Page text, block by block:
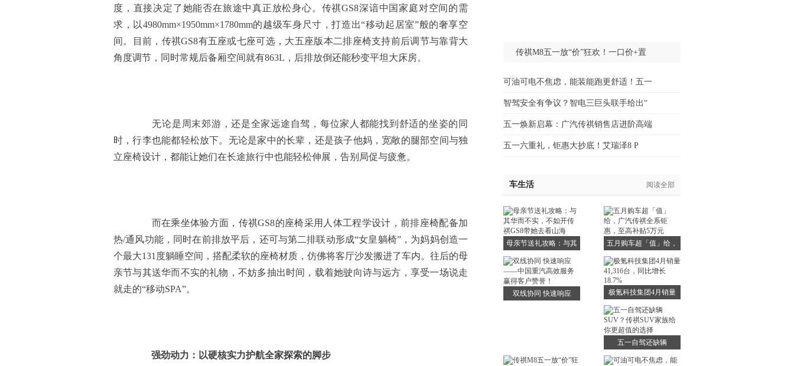
度，直接决定了她能否在旅途中真正放松身心。传祺GS8深谙中国家庭对空间的需
求，以4980mm×1950mm×1780mm的越级车身尺寸，打造出“移动起居室”般的奢享空
间。目前，传祺GS8有五座或七座可选，大五座版本二排座椅支持前后调节与靠背大
角度调节，同时常规后备厢空间就有863L，后排放倒还能秒变平坦大床房。
无论是周末郊游，还是全家远途自驾，每位家人都能找到舒适的坐姿的同
时，行李也能都轻松放下。无论是家中的长辈，还是孩子他妈，宽敞的腿部空间与独
立座椅设计，都能让她们在长途旅行中也能轻松伸展，告别局促与疲惫。
而在乘坐体验方面，传祺GS8的座椅采用人体工程学设计，前排座椅配备加
热/通风功能，同时在前排放平后，还可与第二排联动形成“女皇躺椅”，为妈妈创造一
个最大131度躺睡空间，搭配柔软的座椅材质，仿佛将客厅沙发搬进了车内。往后的母
亲节与其送华而不实的礼物，不妨多抽出时间，载着她驶向诗与远方，享受一场说走
就走的“移动SPA”。
强劲动力：以硬核实力护航全家探索的脚步
传祺M8五一放“价”狂欢！一口价+置
可油可电不焦虑，能装能跑更舒适！五一
智驾安全有争议？智电三巨头联手给出“
五一焕新启幕：广汽传祺销售店进阶高端
五一六重礼，钜惠大抄底！艾瑞泽8 P
车生活 阅读全部
母亲节送礼攻略：与其
华而不实，不如开传祺
GS8带她去看山海
五月购车超「值」给，
广汽传祺全系钜惠，至
高补贴5万元
双线协同 快速响应
极氪科技集团4月销量
41,316台，同比增长
18.7%
五一自驾还缺辆
SUV？传祺SUV家族